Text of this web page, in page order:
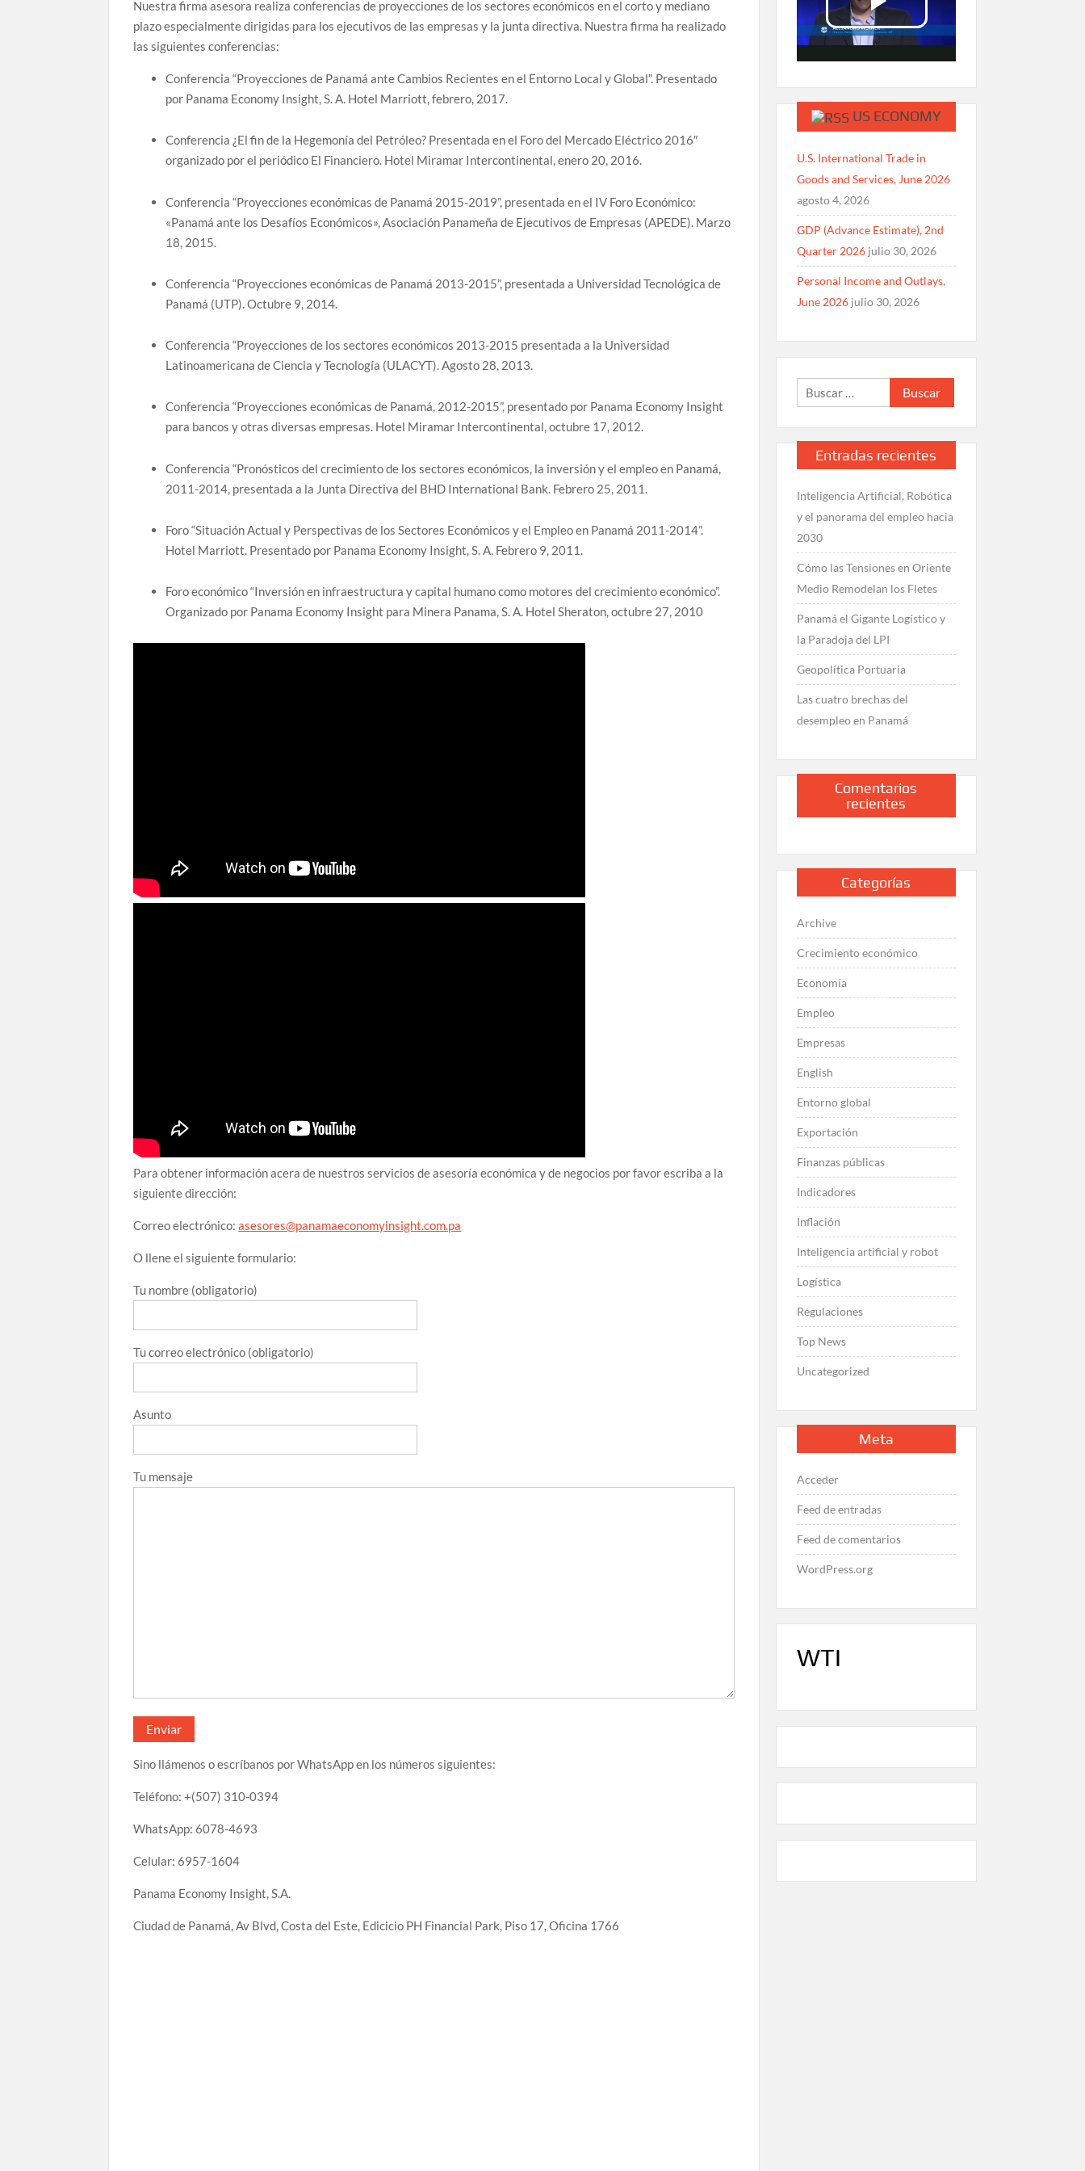
Nuestra firma asesora realiza conferencias de proyecciones de los sectores económicos en el corto y mediano
plazo especialmente dirigidas para los ejecutivos de las empresas y la junta directiva. Nuestra firma ha realizado
las siguientes conferencias:
Conferencia “Proyecciones de Panamá ante Cambios Recientes en el Entorno Local y Global”. Presentado
por Panama Economy Insight, S. A. Hotel Marriott, febrero, 2017.
Conferencia ¿El fin de la Hegemonía del Petróleo? Presentada en el Foro del Mercado Eléctrico 2016″
organizado por el periódico El Financiero. Hotel Miramar Intercontinental, enero 20, 2016.
Conferencia “Proyecciones económicas de Panamá 2015-2019”, presentada en el IV Foro Económico:
«Panamá ante los Desafíos Económicos», Asociación Panameña de Ejecutivos de Empresas (APEDE). Marzo
18, 2015.
Conferencia “Proyecciones económicas de Panamá 2013-2015”, presentada a Universidad Tecnológica de
Panamá (UTP). Octubre 9, 2014.
Conferencia “Proyecciones de los sectores económicos 2013-2015 presentada a la Universidad
Latinoamericana de Ciencia y Tecnología (ULACYT). Agosto 28, 2013.
Conferencia “Proyecciones económicas de Panamá, 2012-2015”, presentado por Panama Economy Insight
para bancos y otras diversas empresas. Hotel Miramar Intercontinental, octubre 17, 2012.
Conferencia “Pronósticos del crecimiento de los sectores económicos, la inversión y el empleo en Panamá,
2011-2014, presentada a la Junta Directiva del BHD International Bank. Febrero 25, 2011.
Foro “Situación Actual y Perspectivas de los Sectores Económicos y el Empleo en Panamá 2011-2014”.
Hotel Marriott. Presentado por Panama Economy Insight, S. A. Febrero 9, 2011.
Foro económico “Inversión en infraestructura y capital humano como motores del crecimiento económico”.
Organizado por Panama Economy Insight para Minera Panama, S. A. Hotel Sheraton, octubre 27, 2010
Para obtener información acera de nuestros servicios de asesoría económica y de negocios por favor escriba a la
siguiente dirección:
Correo electrónico:asesores@panamaeconomyinsight.com.pa
O llene el siguiente formulario:
Tu nombre (obligatorio)
Tu correo electrónico (obligatorio)
Asunto
Tu mensaje
Sino llámenos o escríbanos por WhatsApp en los números siguientes:
Teléfono: +(507) 310-0394
WhatsApp: 6078-4693
Celular: 6957-1604
Panama Economy Insight, S.A.
Ciudad de Panamá, Av Blvd, Costa del Este, Edicicio PH Financial Park, Piso 17, Oficina 1766
US ECONOMY
U.S. International Trade in
Goods and Services, June 2026
agosto 4, 2026
GDP (Advance Estimate), 2nd
Quarter 2026 julio 30, 2026
Personal Income and Outlays,
June 2026 julio 30, 2026
Buscar:
Entradas recientes
Inteligencia Artificial, Robótica
y el panorama del empleo hacia
2030
Cómo las Tensiones en Oriente
Medio Remodelan los Fletes
Panamá el Gigante Logístico y
la Paradoja del LPI
Geopolítica Portuaria
Las cuatro brechas del
desempleo en Panamá
Comentarios
recientes
Categorías
Archive
Crecimiento económico
Economía
Empleo
Empresas
English
Entorno global
Exportación
Finanzas públicas
Indicadores
Inflación
Inteligencia artificial y robot
Logística
Regulaciones
Top News
Uncategorized
Meta
Acceder
Feed de entradas
Feed de comentarios
WordPress.org
WTI